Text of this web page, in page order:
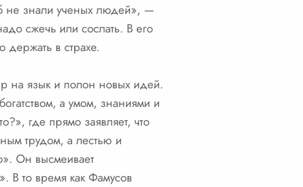
не знали ученых людей», —
сжечь или сослать. В его
держать в страхе.
на язык и полон новых идей.
а умом, знаниями и
где прямо заявляет, что
трудом, а лестью и
Он высмеивает
В то время как Фамусов